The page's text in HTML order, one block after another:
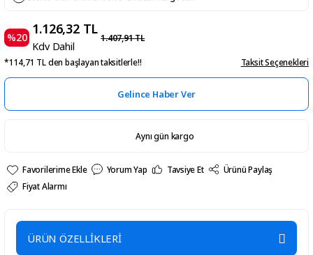
%20
1.126,32 TL
Kdv Dahil
1.407,91 TL
*114,71 TL den başlayan taksitlerle!! Taksit Seçenekleri
Gelince Haber Ver
Aynı gün kargo
Yorum Yap Tavsiye Et
Ürünü Paylaş
Fiyat Alarmı
ÜRÜN ÖZELLİKLERİ